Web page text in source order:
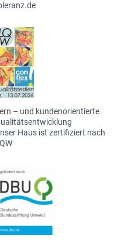
– und kundenorientierte
Haus ist zertifiziert nach